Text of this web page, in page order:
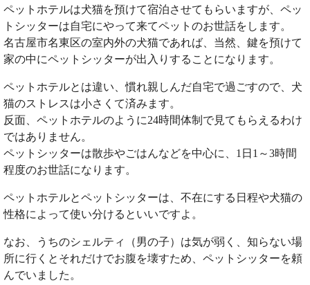
ペットホテルは犬猫を預けて宿泊させてもらいますが、ペッ
トシッターは自宅にやって来てペットのお世話をします。
名古屋市名東区の室内外の犬猫であれば、当然、鍵を預けて
家の中にペットシッターが出入りすることになります。
ペットホテルとは違い、慣れ親しんだ自宅で過ごすので、犬
猫のストレスは小さくて済みます。
反面、ペットホテルのように24時間体制で見てもらえるわけ
ではありません。
ペットシッターは散歩やごはんなどを中心に、1日1～3時間
程度のお世話になります。
ペットホテルとペットシッターは、不在にする日程や犬猫の
性格によって使い分けるといいですよ。
なお、うちのシェルティ（男の子）は気が弱く、知らない場
所に行くとそれだけでお腹を壊すため、ペットシッターを頼
んでいました。